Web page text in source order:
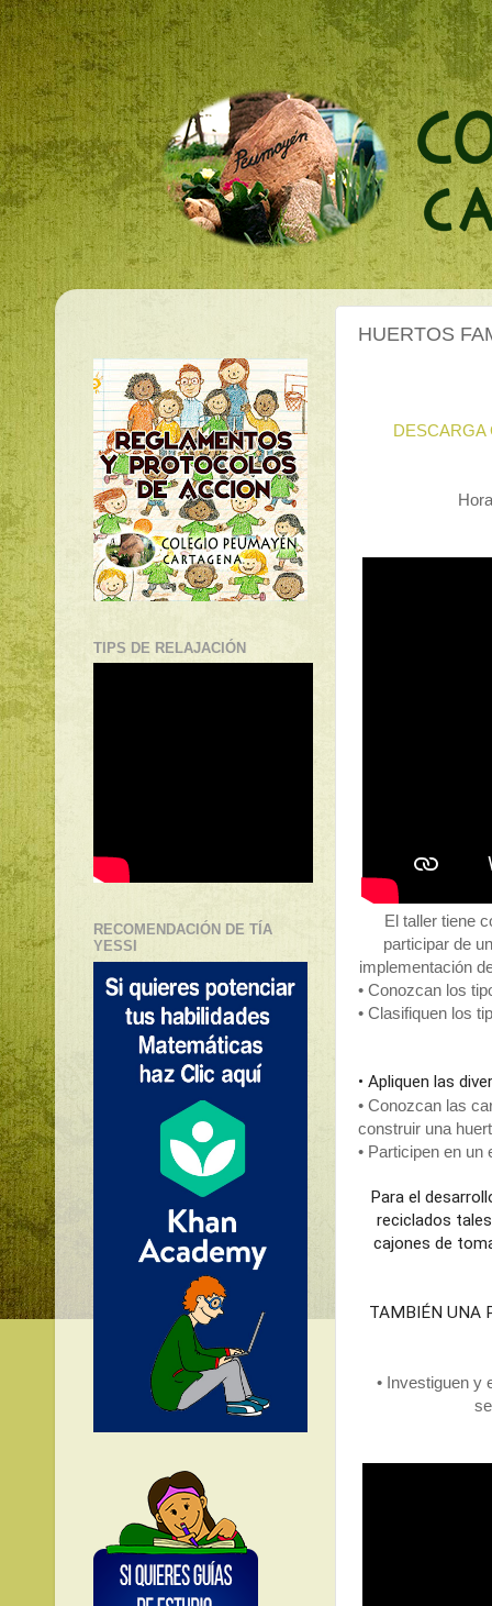
HUERTOS
DESCARGA
El taller tiene
participar de
implementación
• Conozcan los
• Apliquen las
• Conozcan las
construir una
Para el
reciclados
cajones de
TAMBIÉN UNA
• Investiguen y
TIPS DE RELAJACIÓN
RECOMENDACIÓN DE TÍA
YESSI